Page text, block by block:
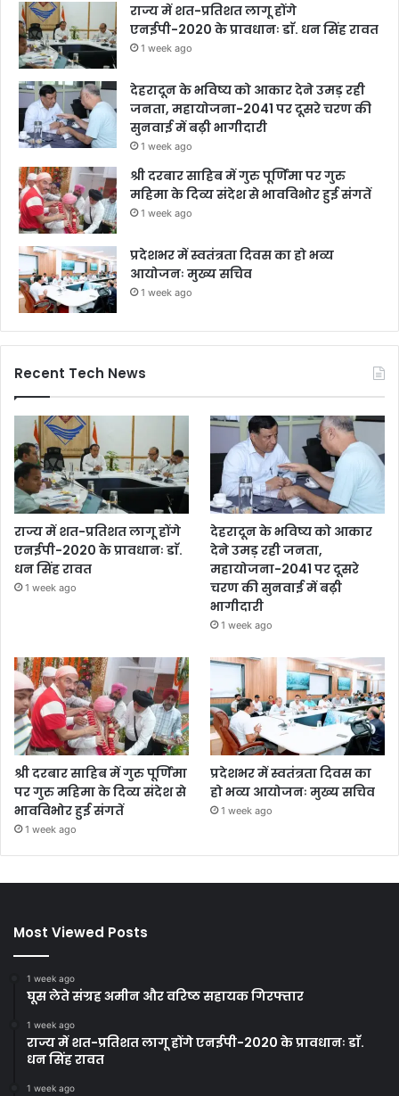
राज्य में शत-प्रतिशत लागू होंगे
एनईपी-2020 के प्रावधानः डाॅ. धन सिंह रावत
1 week ago
देहरादून के भविष्य को आकार देने उमड़ रही
जनता, महायोजना-2041 पर दूसरे चरण की
सुनवाई में बढ़ी भागीदारी
1 week ago
श्री दरबार साहिब में गुरु पूर्णिमा पर गुरु
महिमा के दिव्य संदेश से भावविभोर हुई संगतें
1 week ago
प्रदेशभर में स्वतंत्रता दिवस का हो भव्य
आयोजनः मुख्य सचिव
1 week ago
Recent Tech News
राज्य में शत-प्रतिशत लागू होंगे
एनईपी-2020 के प्रावधानः डाॅ.
धन सिंह रावत
1 week ago
देहरादून के भविष्य को आकार
देने उमड़ रही जनता,
महायोजना-2041 पर दूसरे
चरण की सुनवाई में बढ़ी
भागीदारी
1 week ago
श्री दरबार साहिब में गुरु पूर्णिमा
पर गुरु महिमा के दिव्य संदेश से
भावविभोर हुई संगतें
1 week ago
प्रदेशभर में स्वतंत्रता दिवस का
हो भव्य आयोजनः मुख्य सचिव
1 week ago
Most Viewed Posts
1 week ago
घूस लेते संग्रह अमीन और वरिष्ठ सहायक गिरफ्तार
1 week ago
राज्य में शत-प्रतिशत लागू होंगे एनईपी-2020 के प्रावधानः डाॅ.
धन सिंह रावत
1 week ago